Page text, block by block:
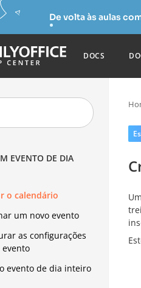
De volta às aulas
DOCS
EVENTO DE DIA
o calendário
um novo evento
as configurações
evento
evento de dia inteiro
Um